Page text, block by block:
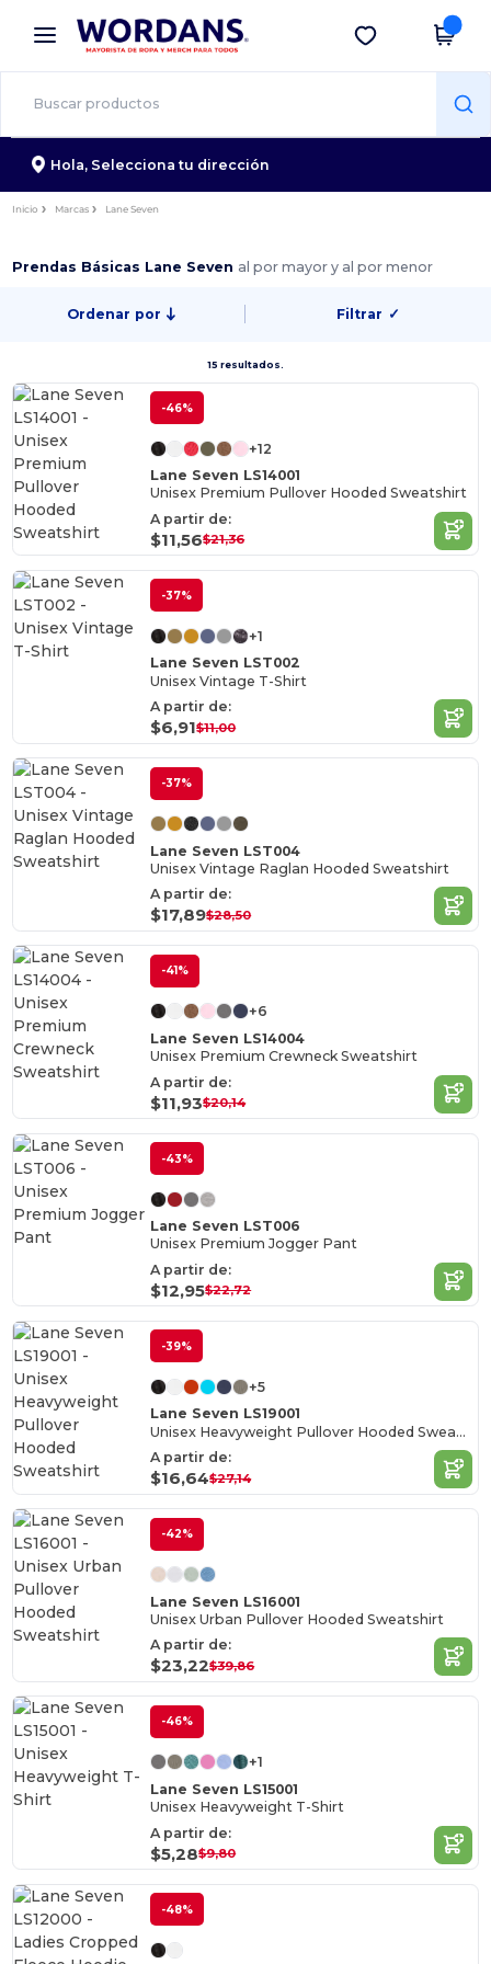
× App de Wordans
¡Mejores precios en app!
Descargar app
Hola, Selecciona tu dirección
Inicio Marcas Lane Seven
Prendas Básicas Lane Seven al por mayor y al por menor
Ordenar por Filtrar ✓
15 resultados.
-46%
+12
Lane Seven LS14001
Unisex Premium Pullover Hooded Sweatshirt
A partir de:
$11,56$21,36
-37%
+1
Lane Seven LST002
Unisex Vintage T-Shirt
A partir de:
$6,91$11,00
-37%
Lane Seven LST004
Unisex Vintage Raglan Hooded Sweatshirt
A partir de:
$17,89$28,50
-41%
+6
Lane Seven LS14004
Unisex Premium Crewneck Sweatshirt
A partir de:
$11,93$20,14
-43%
Lane Seven LST006
Unisex Premium Jogger Pant
A partir de:
$12,95$22,72
-39%
+5
Lane Seven LS19001
Unisex Heavyweight Pullover Hooded Sweatshirt
A partir de:
$16,64$27,14
-42%
Lane Seven LS16001
Unisex Urban Pullover Hooded Sweatshirt
A partir de:
$23,22$39,86
-46%
+1
Lane Seven LS15001
Unisex Heavyweight T-Shirt
A partir de:
$5,28$9,80
-48%